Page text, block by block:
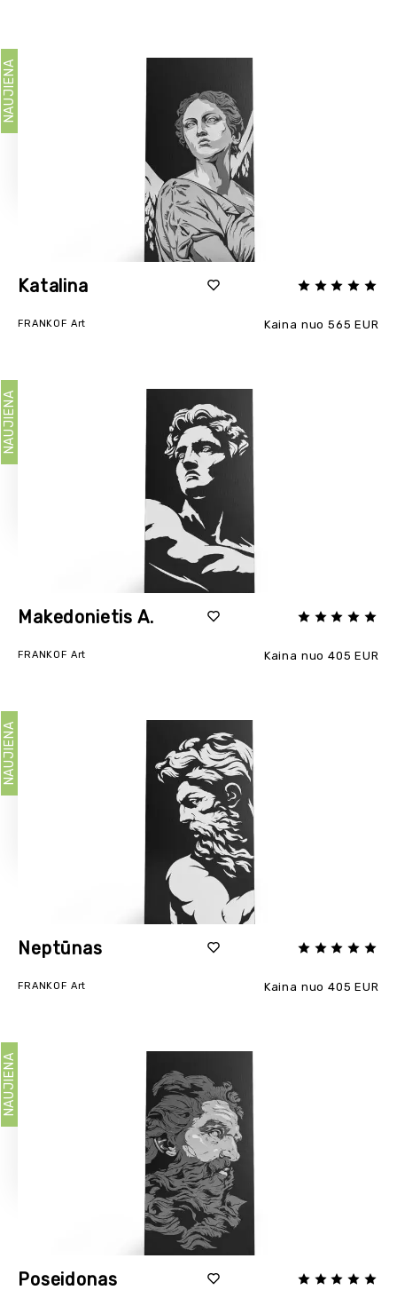
Katalina
FRANKOF Art Kaina nuo 565 EUR
NAUJIENA
Makedonietis A.
FRANKOF Art Kaina nuo 405 EUR
NAUJIENA
Neptūnas
FRANKOF Art Kaina nuo 405 EUR
NAUJIENA
Poseidonas
NAUJIENA